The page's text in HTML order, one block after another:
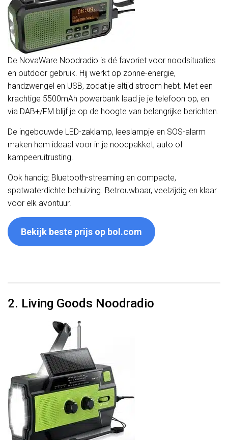
De NovaWare Noodradio is dé favoriet voor noodsituaties
en outdoor gebruik. Hij werkt op zonne-energie,
handzwengel en USB, zodat je altijd stroom hebt. Met een
krachtige 5500mAh powerbank laad je je telefoon op, en
via DAB+/FM blijf je op de hoogte van belangrijke berichten.
De ingebouwde LED-zaklamp, leeslampje en SOS-alarm
maken hem ideaal voor in je noodpakket, auto of
kampeeruitrusting.
Ook handig: Bluetooth-streaming en compacte,
spatwaterdichte behuizing. Betrouwbaar, veelzijdig en klaar
voor elk avontuur.
Bekijk beste prijs op bol.com
2. Living Goods Noodradio